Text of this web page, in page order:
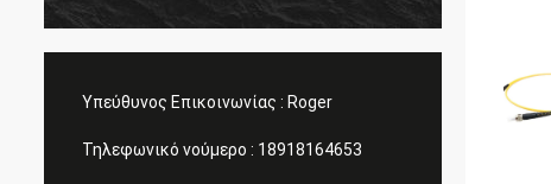
Υπεύθυνος Επικοινωνίας : Roger
Τηλεφωνικό νούμερο : 18918164653